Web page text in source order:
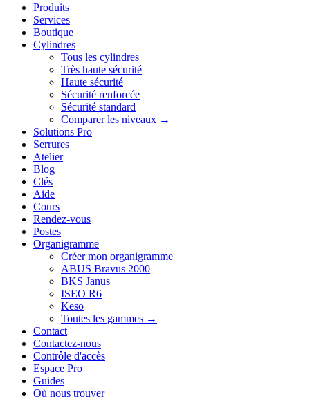
Produits
Services
Boutique
Cylindres
Tous les cylindres
Très haute sécurité
Haute sécurité
Sécurité renforcée
Sécurité standard
Comparer les niveaux →
Solutions Pro
Serrures
Atelier
Blog
Clés
Aide
Cours
Rendez-vous
Postes
Organigramme
Créer mon organigramme
ABUS Bravus 2000
BKS Janus
ISEO R6
Keso
Toutes les gammes →
Contact
Contactez-nous
Contrôle d'accès
Espace Pro
Guides
Où nous trouver